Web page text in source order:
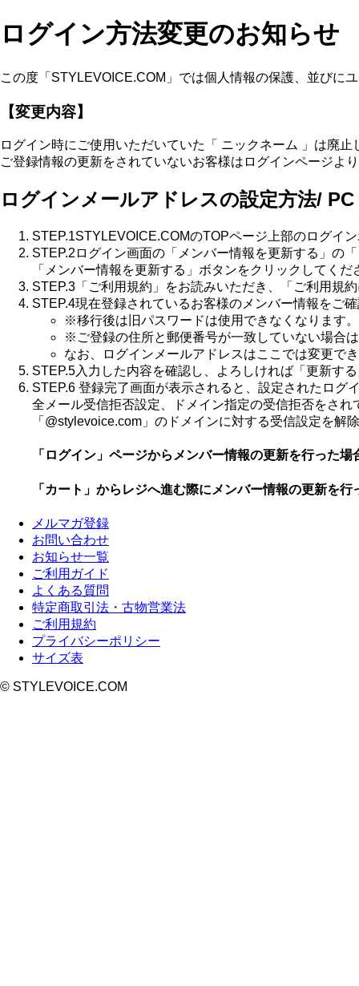
ログイン方法変更のお知らせ
この度「STYLEVOICE.COM」では個人情報の保護、並びに
【変更内容】
ログイン時にご使用いただいていた「 ニックネーム 」は廃
ご登録情報の更新をされていないお客様はログインページよ
ログインメールアドレスの設定方法/
STEP.1STYLEVOICE.COMのTOPページ上部のログイ
STEP.2 ログイン画面の「 メンバー情報を更新する 」の
「メンバー情報を更新する」ボタンをクリックしてくだ
STEP.3 「ご利用規約」をお読みいただき、「ご利用規
STEP.4現在登録されているお客様のメンバー情報をご
※移行後は旧パスワードは使用できなくなります。
※ご登録の住所と郵便番号が一致していない場合
なお、
ログインメールアドレスはここでは変更で
STEP.5入力した内容を確認し、よろしければ「 更新する
STEP.6 登録完了画面が表示されると、設定されたログ
全メール受信拒否設定、ドメイン指定の受信拒否をさ
「@stylevoice.com」のドメインに対する受信設定を解
「ログイン」ページからメンバー情報の更新を行った場
「カート」からレジへ進む際にメンバー情報の更新を行
メルマガ登録
お問い合わせ
お知らせ一覧
ご利用ガイド
よくある質問
特定商取引法・古物営業法
ご利用規約
プライバシーポリシー
サイズ表
© STYLEVOICE.COM